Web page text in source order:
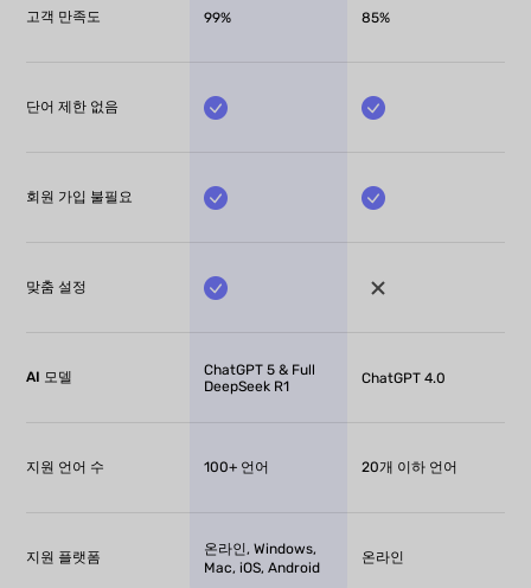
고객 만족도 99% 85%
단어 제한 없음
회원 가입 불필요
맞춤 설정
AI 모델
ChatGPT 5 & Full
DeepSeek R1
ChatGPT 4.0
지원 언어 수 100+ 언어 20개 이하 언어
지원 플랫폼
온라인, Windows,
Mac, iOS, Android
온라인